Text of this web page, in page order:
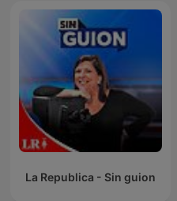
La Republica - Sin guion